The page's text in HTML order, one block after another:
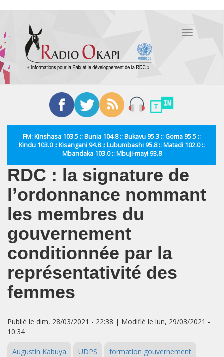
contenu
principal
Toggle
FM: Kinshasa 103.5 :: Bunia 104.8 :: Bukavu 95.3 :: Goma 95.5 ::
Kindu 103.0 :: Kisangani 94.8 :: Lubumbashi 95.8 :: Matadi 102.0 ::
Mbandaka 103.0 :: Mbuji-mayi 93.8
RDC : la signature de
l’ordonnance nommant
les membres du
gouvernement
conditionnée par la
représentativité des
femmes
Publié le dim, 28/03/2021 - 22:38 | Modifié le lun, 29/03/2021 -
10:34
Augustin Kabuya UDPS formation gouvernement